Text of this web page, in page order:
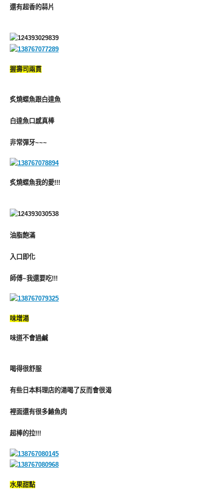
還有超香的蒜片
握壽司兩貫
炙燒蝶魚跟白達魚
白達魚口感真棒
非常彈牙~~~
炙燒蝶魚我的愛!!!
油脂飽滿
入口即化
師傅~我還要吃!!!
味增湯
味道不會過鹹
喝得很舒服
有些日本料理店的湯喝了反而會很渴
裡面還有很多鰆魚肉
超棒的拉!!!
水果甜點